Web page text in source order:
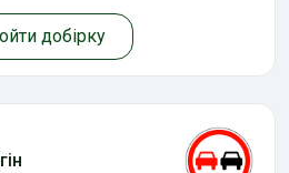
добірку